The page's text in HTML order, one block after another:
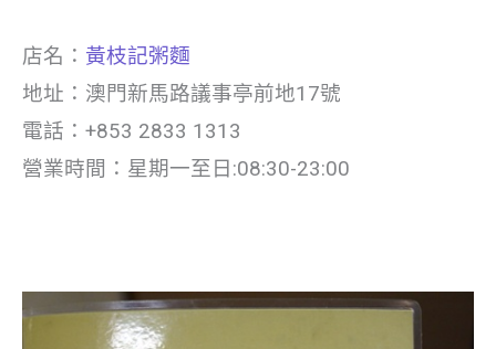
店名： 黃枝記粥麵
地址：澳門新馬路議事亭前地17號
電話：+853 2833 1313
營業時間：星期一至日:08:30-23:00